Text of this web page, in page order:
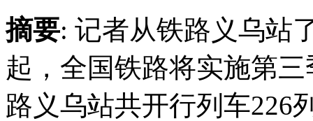
摘要: 记者从铁路义乌站
起，全国铁路将实施第
路义乌站共开行列车226